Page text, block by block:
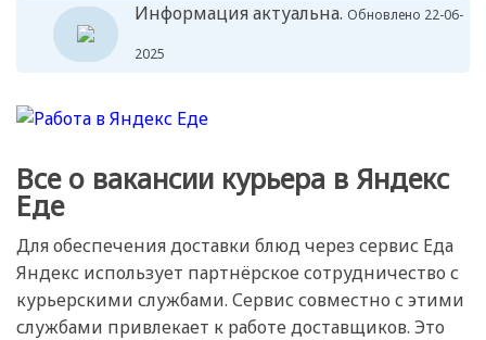
Информация актуальна. Обновлено 22-06-
2025
Все о вакансии курьера в Яндекс
Еде
Для обеспечения доставки блюд через сервис Еда
Яндекс использует партнёрское сотрудничество с
курьерскими службами. Сервис совместно с этими
службами привлекает к работе доставщиков. Это